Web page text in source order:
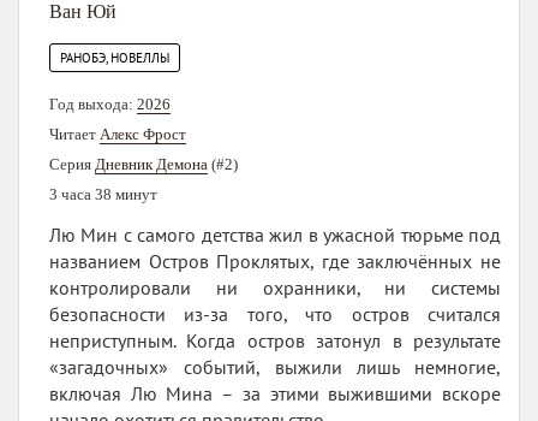
Ван Юй
РАНОБЭ, НОВЕЛЛЫ
Год выхода: 2026
Читает Алекс Фрост
Серия Дневник Демона (#2)
3 часа 38 минут
Лю Мин с самого детства жил в ужасной тюрьме под
названием Остров Проклятых, где заключённых не
контролировали ни охранники, ни системы
безопасности из-за того, что остров считался
неприступным. Когда остров затонул в результате
«загадочных» событий, выжили лишь немногие,
включая Лю Мина – за этими выжившими вскоре